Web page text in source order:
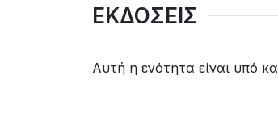
ΕΚΔΟΣΕΙΣ
Αυτή η ενότητα είναι υπό